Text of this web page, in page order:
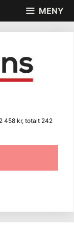
MENY
458 kr, totalt 242